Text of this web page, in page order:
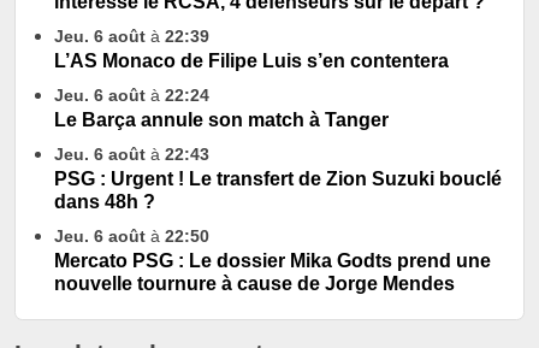
Jeu. 6 août à 22:39
L’AS Monaco de Filipe Luis s’en contentera
Jeu. 6 août à 22:24
Le Barça annule son match à Tanger
Jeu. 6 août à 22:43
PSG : Urgent ! Le transfert de Zion Suzuki bouclé
dans 48h ?
Jeu. 6 août à 22:50
Mercato PSG : Le dossier Mika Godts prend une
nouvelle tournure à cause de Jorge Mendes